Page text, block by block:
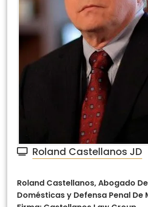
Roland Castellanos JD
Roland Castellanos, Abogado
Domésticas y Defensa Penal De